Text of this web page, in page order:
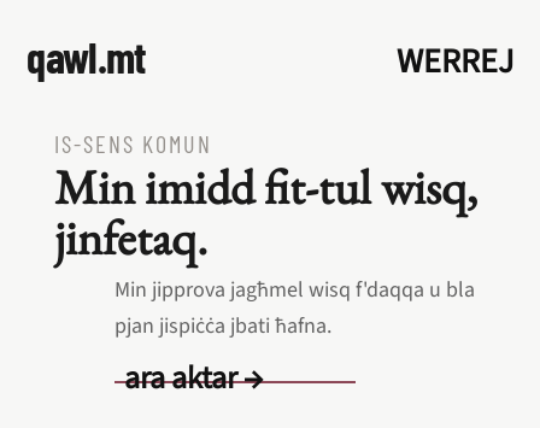
qawl.mt WERREJ
IS‑SENS KOMUN
Min imidd fit‑tul wisq,
jinfetaq.
Min jipprova jagħmel wisq f'daqqa u bla
pjan jispiċċa jbati ħafna.
ara aktar →